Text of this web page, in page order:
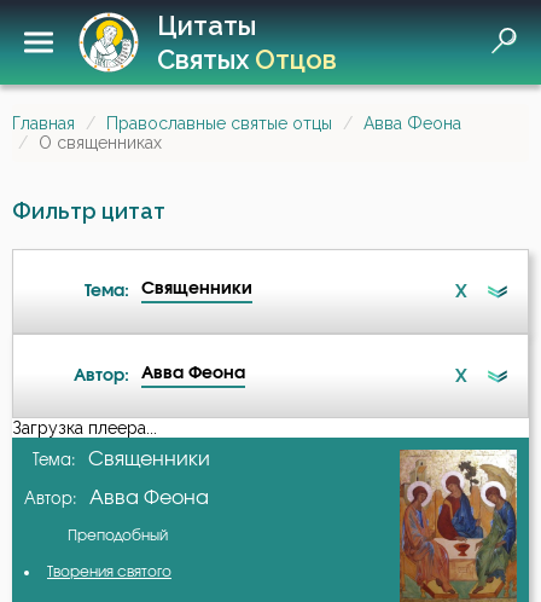
Цитаты
СвятыхОтцов
Главная Православные святые отцы
Авва Феона
О священниках
Фильтр цитат
Тема: Священники X
Благодать
Воздержание
Господь
Автор: Авва Феона X
А-я
Авва Дорофей
Загрузка плеера...
Тема: Священники
Автор: Авва Феона
Преподобный
Творения святого